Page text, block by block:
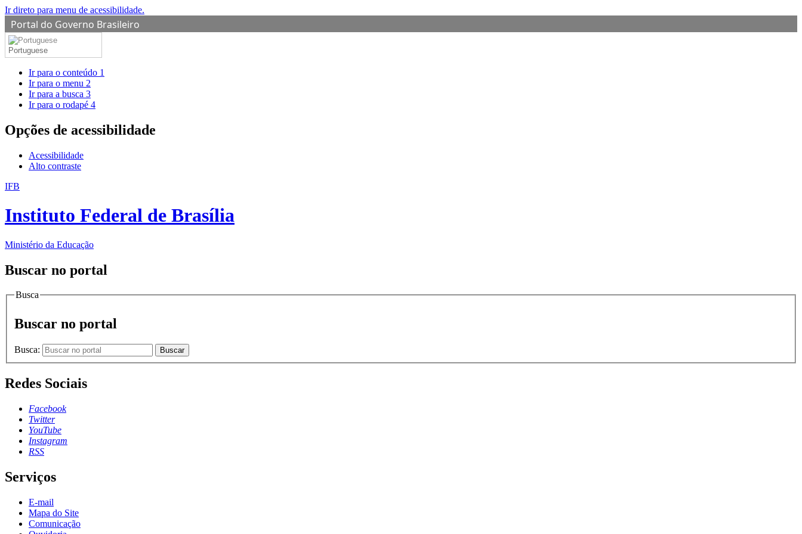
Ir direto para menu de acessibilidade.
Portal do Governo Brasileiro
Portuguese
Ir para o conteúdo 1
Ir para o menu 2
Ir para a busca 3
Ir para o rodapé 4
Opções de acessibilidade
Acessibilidade
Alto contraste
IFB
Instituto Federal de Brasília
Ministério da Educação
Buscar no portal
Busca
Buscar no portal
Busca: Buscar
Redes Sociais
Facebook
Twitter
YouTube
Instagram
RSS
Serviços
E-mail
Mapa do Site
Comunicação